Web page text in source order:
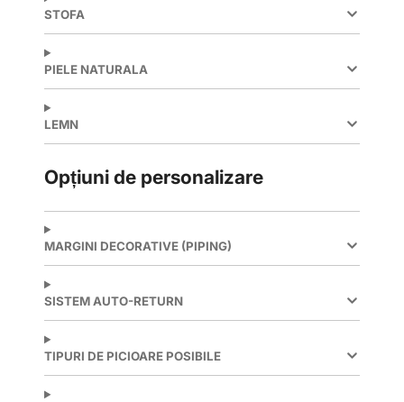
STOFA
PIELE NATURALA
LEMN
Opțiuni de personalizare
MARGINI DECORATIVE (PIPING)
SISTEM AUTO-RETURN
TIPURI DE PICIOARE POSIBILE